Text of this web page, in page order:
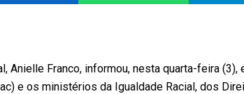
Anielle Franco, informou, nesta quarta-feira (3),
e os ministérios da Igualdade Racial, dos